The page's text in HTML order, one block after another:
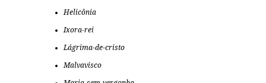
Helicônia
Ixora-rei
Lágrima-de-cristo
Malvavisco